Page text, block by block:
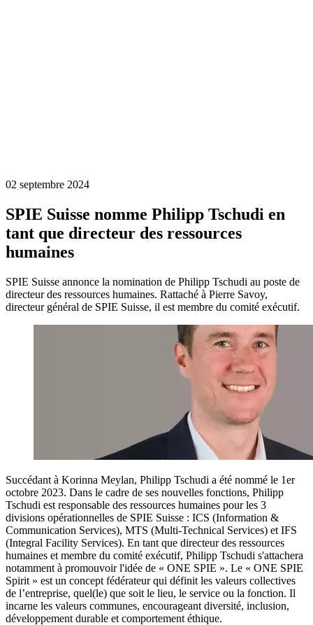
02 septembre 2024
SPIE Suisse nomme Philipp Tschudi en
tant que directeur des ressources
humaines
SPIE Suisse annonce la nomination de Philipp Tschudi au poste de
directeur des ressources humaines. Rattaché à Pierre Savoy,
directeur général de SPIE Suisse, il est membre du comité exécutif.
Succédant à Korinna Meylan, Philipp Tschudi a été nommé le 1er
octobre 2023. Dans le cadre de ses nouvelles fonctions, Philipp
Tschudi est responsable des ressources humaines pour les 3
divisions opérationnelles de SPIE Suisse : ICS (Information &
Communication Services), MTS (Multi-Technical Services) et IFS
(Integral Facility Services). En tant que directeur des ressources
humaines et membre du comité exécutif, Philipp Tschudi s'attachera
notamment à promouvoir l'idée de « ONE SPIE ». Le « ONE SPIE
Spirit » est un concept fédérateur qui définit les valeurs collectives
de l’entreprise, quel(le) que soit le lieu, le service ou la fonction. Il
incarne les valeurs communes, encourageant diversité, inclusion,
développement durable et comportement éthique.